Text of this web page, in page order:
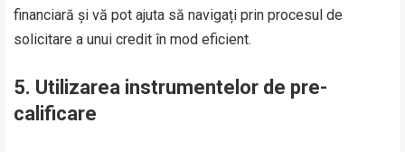
financiară și vă pot ajuta să navigați prin procesul de
solicitare a unui credit în mod eficient.
5. Utilizarea instrumentelor de pre-
calificare